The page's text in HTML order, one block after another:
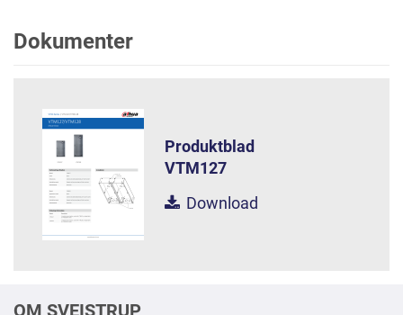
Dokumenter
Produktblad
VTM127
Download
OM SVEISTRUP